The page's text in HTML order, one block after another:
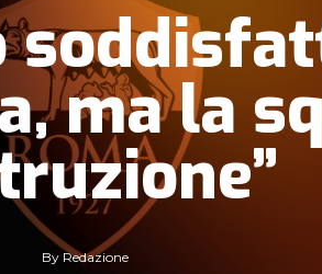
ma la
By Redazione